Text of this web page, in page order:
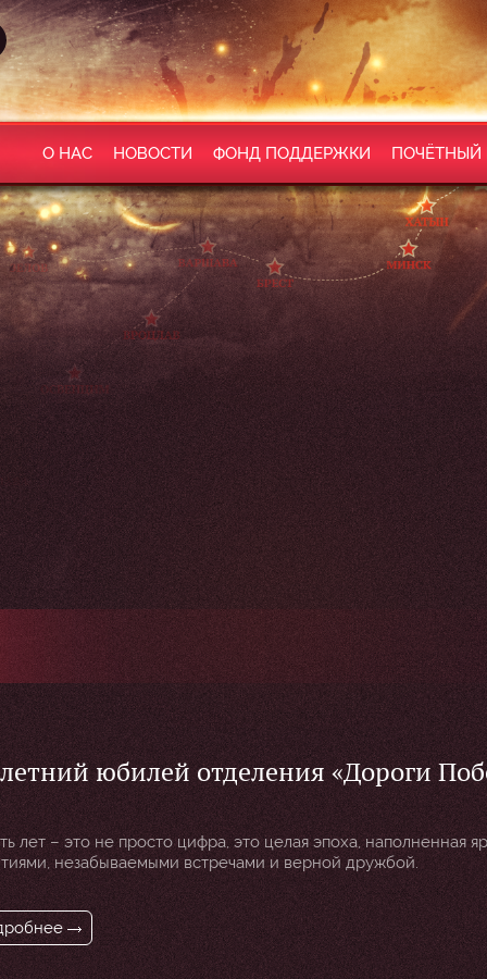
О НАС НОВОСТИ ФОНД ПОДДЕРЖКИ ПОЧЁТНЫЙ
юбилей отделения «Дороги
«Ночные Волки»!
лет – это не просто цифра, это целая эпоха, наполненная
незабываемыми встречами и верной дружбой.